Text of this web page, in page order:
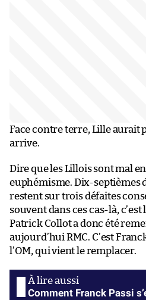
Face contre terre, Lille aurait
arrive.
Dire que les Lillois sont mal
euphémisme. Dix-septièmes
restent sur trois défaites
souvent dans ces cas-là,
Patrick Collot a donc été
aujourd’hui RMC. C’est
l’OM, qui vient le remplacer.
Comment Franck Passi